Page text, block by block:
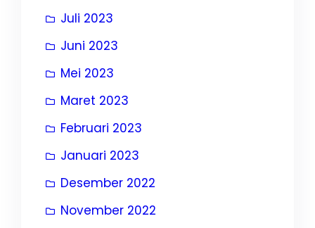
Juli 2023
Juni 2023
Mei 2023
Maret 2023
Februari 2023
Januari 2023
Desember 2022
November 2022